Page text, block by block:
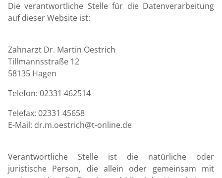
Die verantwortliche Stelle für die Datenverarbeitung
auf dieser Website ist:
Zahnarzt Dr. Martin Oestrich
Tillmannsstraße 12
58135 Hagen
Telefon: 02331 462514
Telefax: 02331 45658
E-Mail: dr.m.oestrich@t-online.de
Verantwortliche Stelle ist die natürliche oder
juristische Person, die allein oder gemeinsam mit